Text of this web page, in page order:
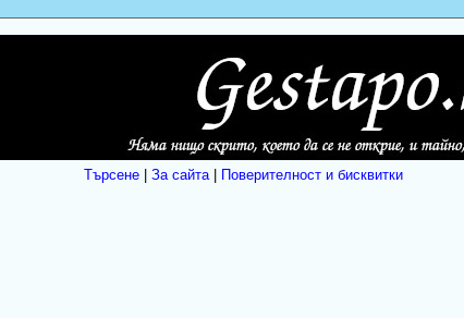
Търсене| За сайта| Поверителност и бисквитки